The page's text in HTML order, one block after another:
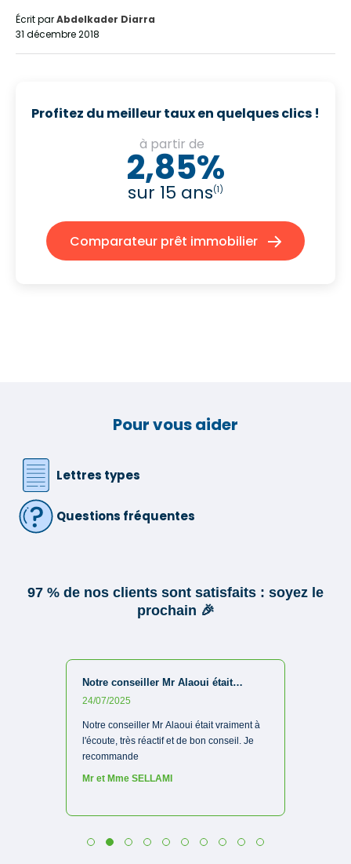
Écrit parAbdelkader Diarra
31 décembre 2018
Profitez du meilleur taux en quelques clics !
à partir de
2,85%
sur 15 ans(1)
Comparateur prêt immobilier
Pour vous aider
Lettres types
Questions fréquentes